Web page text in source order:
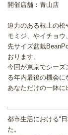
開催店舗：青山店
迫力のある根上の松
モミジ、やイチョ
先サイズ盆栽
おります。
今回が東京でシーズ
る年内最後の機会に
あなただけの一鉢に
都市生活における“
た。